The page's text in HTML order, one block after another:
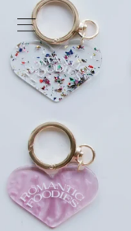
コンテンツにスキップす
る